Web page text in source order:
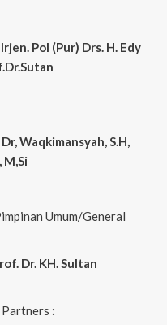
Pol (Pur) Drs. H. Edy
Waqkimansyah, S.H,
M,Si
Umum/General
Dr. KH. Sultan
: